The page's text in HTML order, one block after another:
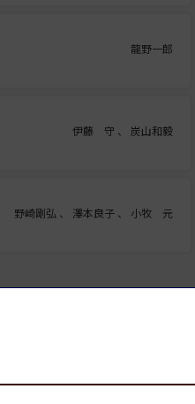
龍野一郎
伊藤 守 、 炭山和毅
野崎剛弘 、 澤本良子 、 小牧 元